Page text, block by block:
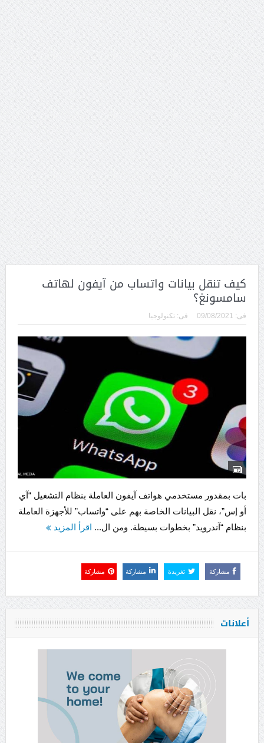
كيف تنقل بيانات واتساب من آيفون لهاتف
سامسونغ؟
فى: 09/08/2021 فى: تكنولوجيا
بات بمقدور مستخدمي هواتف آيفون العاملة بنظام التشغيل “آي
أو إس”، نقل البيانات الخاصة بهم على “واتساب” للأجهزة العاملة
بنظام “آندرويد” بخطوات بسيطة. ومن ال... اقرأ المزيد
مشاركة تغريدة مشاركة مشاركة
أعلانات